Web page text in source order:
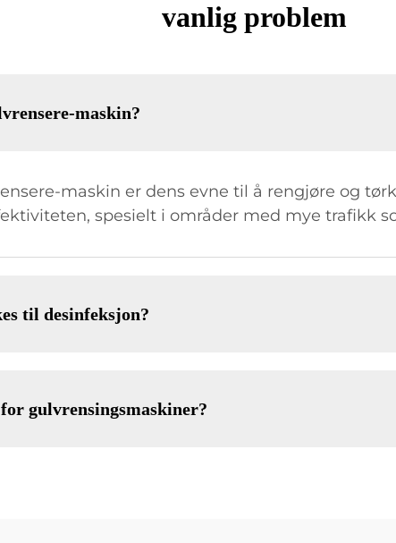
vanlig problem
maskin?
maskin er dens evne til å rengjøre og
spesielt i områder med mye trafikk
til desinfeksjon?
gulvrensingsmaskiner?